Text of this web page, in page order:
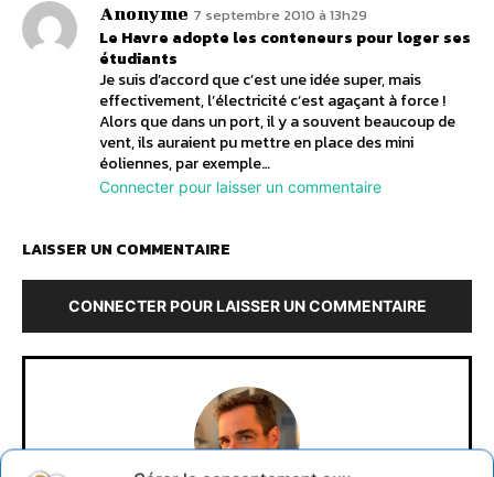
Anonyme 7 septembre 2010 à 13h29
Le Havre adopte les conteneurs pour loger ses
étudiants
Je suis d’accord que c’est une idée super, mais
effectivement, l’électricité c’est agaçant à force !
Alors que dans un port, il y a souvent beaucoup de
vent, ils auraient pu mettre en place des mini
éoliennes, par exemple…
Connecter pour laisser un commentaire
LAISSER UN COMMENTAIRE
CONNECTER POUR LAISSER UN COMMENTAIRE